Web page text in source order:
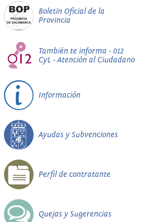
Boletín Oficial de la
Provincia
También te informa - 012
CyL - Atención al Ciudadano
Información
Ayudas y Subvenciones
Perfil de contratante
Quejas y Sugerencias